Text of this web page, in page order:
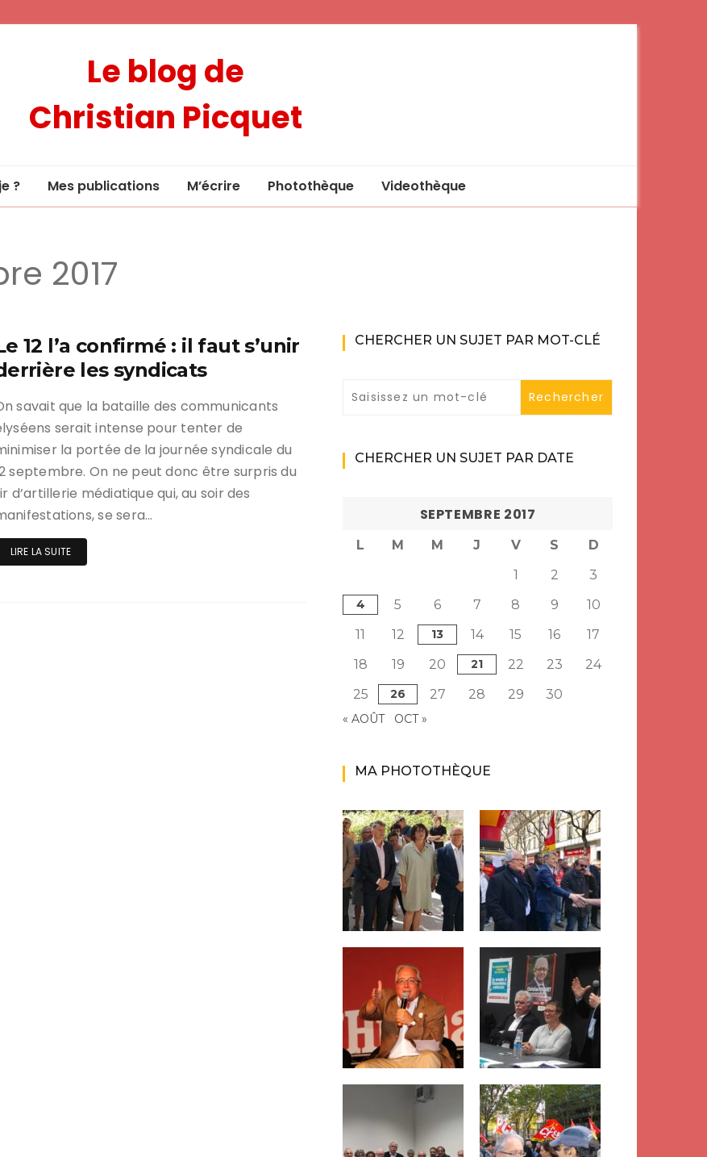
Le blog de
Christian Picquet
? Mes publications M’écrire Photothèque Videothèque
2017
12 l’a confirmé : il faut s’unir
les syndicats
savait que la bataille des communicants
serait intense pour tenter de
la portée de la journée syndicale du
septembre. On ne peut donc être surpris du
d’artillerie médiatique qui, au soir des
se sera…
LIRE LA SUITE
CHERCHER UN SUJET PAR MOT-CLÉ
CHERCHER UN SUJET PAR DATE
SEPTEMBRE 2017
L M M J V S
D
1
2 3
4 5 6 7 8 9
10
11
12 13 14 15 16
17
18
19 20 21 22 23
24
25
26 27 28 29 30
« AOÛT OCT »
MA PHOTOTHÈQUE